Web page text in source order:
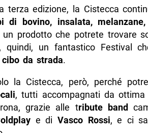
terza edizione, la Cistecca
di bovino, insalata,
prodotto che potrete trovare
quindi, un fantastico Festival
cibo da strada.
la Cistecca, però, perché
, tutti accompagnati da ottima
grazie alle tribute band
e di Vasco Rossi, e ci